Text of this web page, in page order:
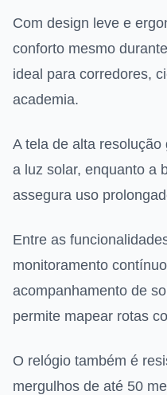
Com design leve e
conforto mesmo
ideal para corredores,
academia.
A tela de alta
a luz solar, enquanto a
assegura uso
Entre as
monitoramento
acompanhamento de
permite mapear rotas
O relógio também é
mergulhos de até 50